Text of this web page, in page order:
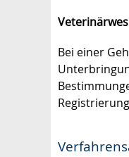
Bei einer